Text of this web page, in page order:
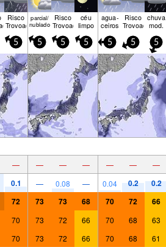
Risco
Trovoada
parcial/
nublado
Risco
Trovoada
céu
limpo
agua­
ceiros
Risco
Trovoada
chuva
mod.
5 5 5 5 5 5 5
— — — — — — —
0.1 — 0.08 — 0.04 0.2 0.2
72 73 73 68 70 72 66
70 73 72 66 70 68 63
70 73 72 66 70 68 61